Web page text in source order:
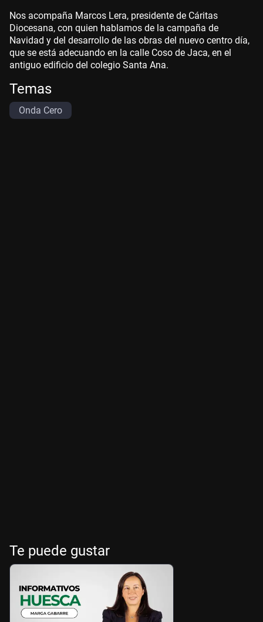
Nos acompaña Marcos Lera, presidente de Cáritas
Diocesana, con quien hablamos de la campaña de
Navidad y del desarrollo de las obras del nuevo centro día,
que se está adecuando en la calle Coso de Jaca, en el
antiguo edificio del colegio Santa Ana.
Temas
Onda Cero
Te puede gustar